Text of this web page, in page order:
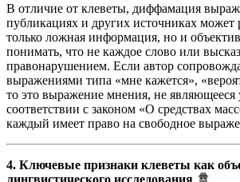
В отличие от клеветы, диффамация
публикациях и других источниках может
только ложная информация, но и
понимать, что не каждое слово или
правонарушением. Если автор
выражениями типа «мне кажется»,
то это выражение мнения, не
соответствии с законом «О средствах
каждый имеет право на свободное
4. Ключевые признаки клеветы как
лингвистического исследования